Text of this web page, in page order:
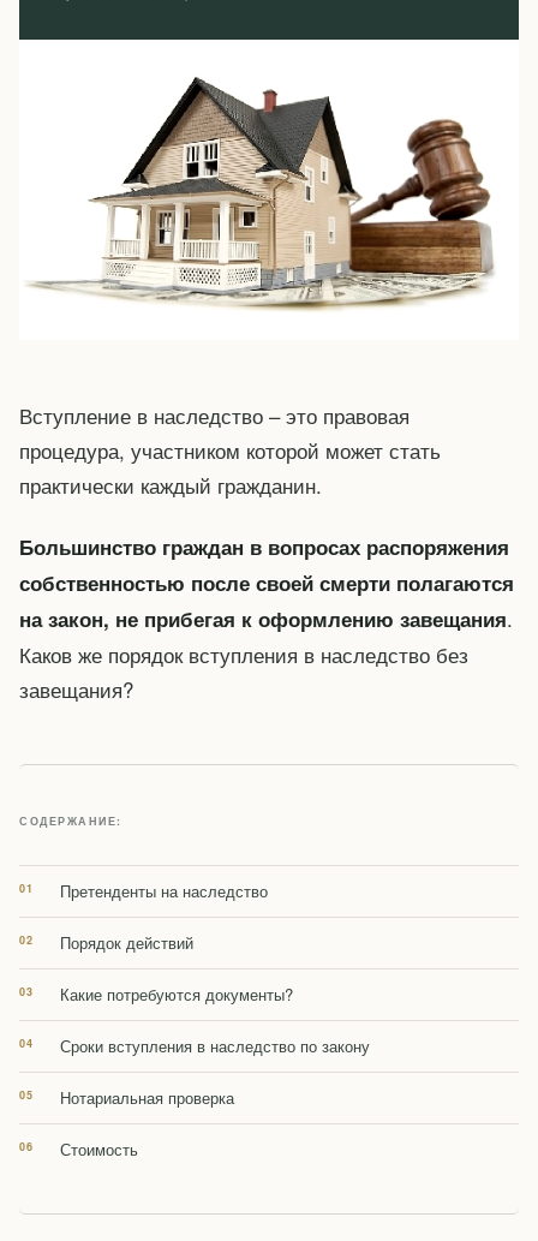
Вступление в наследство – это правовая
процедура, участником которой может стать
практически каждый гражданин.
Большинство граждан в вопросах распоряжения
собственностью после своей смерти полагаются
на закон, не прибегая к оформлению завещания.
Каков же порядок вступления в наследство без
завещания?
СОДЕРЖАНИЕ:
Претенденты на наследство
Порядок действий
Какие потребуются документы?
Сроки вступления в наследство по закону
Нотариальная проверка
Стоимость